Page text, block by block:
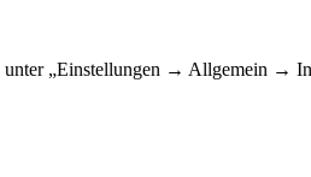
unter „Einstellungen → Allgemein →